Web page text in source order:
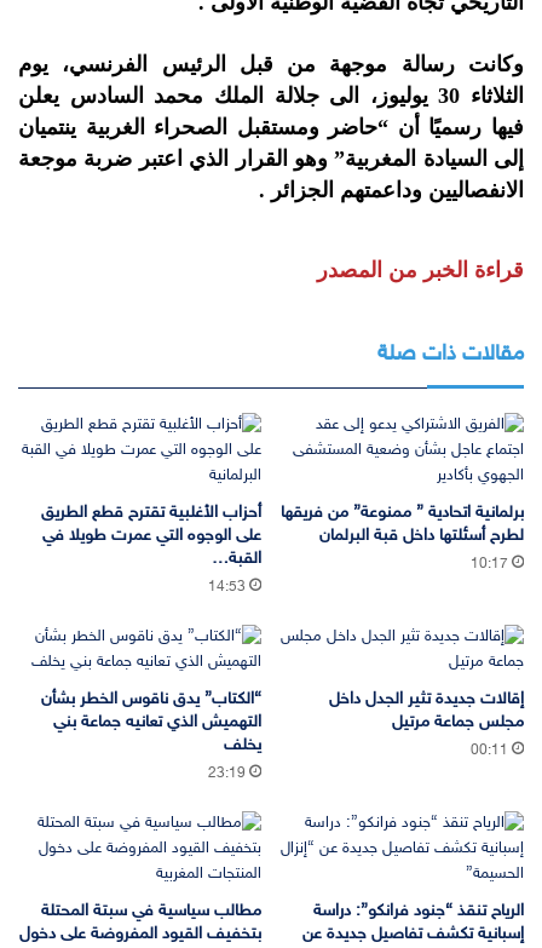
وكانت رسالة موجهة من قبل الرئيس الفرنسي، يوم
الثلاثاء 30 يوليوز، الى جلالة الملك محمد السادس يعلن
فيها رسميًا أن “حاضر ومستقبل الصحراء الغربية ينتميان
إلى السيادة المغربية” وهو القرار الذي اعتبر ضربة موجعة
الانفصاليين وداعمتهم الجزائر .
قراءة الخبر من المصدر
مقالات ذات صلة
برلمانية اتحادية ” ممنوعة” من فريقها
لطرح أسئلتها داخل قبة البرلمان
10:17
أحزاب الأغلبية تقترح قطع الطريق
على الوجوه التي عمرت طويلا في
القبة…
14:53
إقالات جديدة تثير الجدل داخل
مجلس جماعة مرتيل
00:11
“الكتاب” يدق ناقوس الخطر بشأن
التهميش الذي تعانيه جماعة بني
يخلف
23:19
الرياح تنقذ “جنود فرانكو”: دراسة
إسبانية تكشف تفاصيل جديدة عن
مطالب سياسية في سبتة المحتلة
بتخفيف القيود المفروضة على دخول